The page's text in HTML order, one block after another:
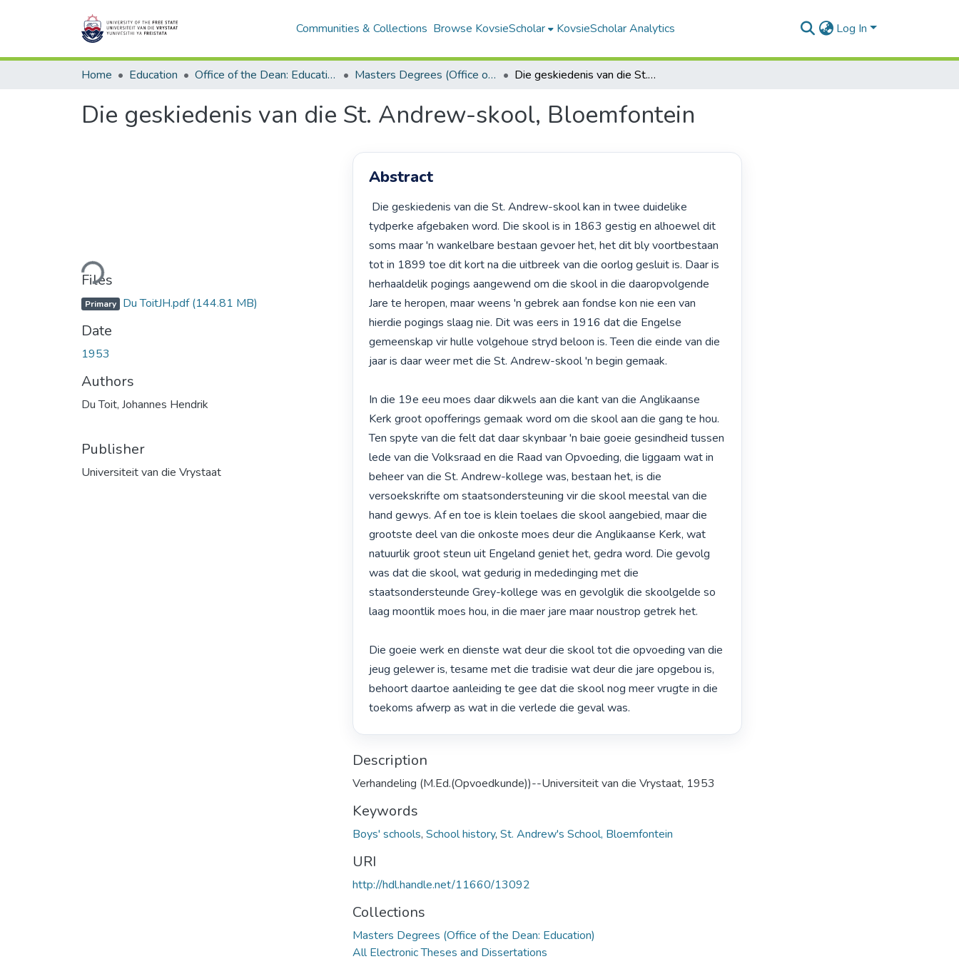
Communities & Collections Browse KovsieScholar KovsieScholar Analytics Log In
Home Education Office of the Dean: Education Masters Degrees (Office of the Dean: Education) Die geskiedenis van die St. Andrew-skool, Bloemfontein
Die geskiedenis van die St. Andrew-skool, Bloemfontein
Loading...
Files
Primary Du ToitJH.pdf(144.81 MB)
Date
1953
Authors
Du Toit, Johannes Hendrik
Publisher
Universiteit van die Vrystaat
Abstract
tydperke afgebaken word. Die skool is in 1863 gestig en alhoewel dit
soms maar 'n wankelbare bestaan gevoer het, het dit bly voortbestaan
tot in 1899 toe dit kort na die uitbreek van die oorlog gesluit is. Daar is
herhaaldelik pogings aangewend om die skool in die daaropvolgende
Jare te heropen, maar weens 'n gebrek aan fondse kon nie een van
hierdie pogings slaag nie. Dit was eers in 1916 dat die Engelse
gemeenskap vir hulle volgehoue stryd beloon is. Teen die einde van die
jaar is daar weer met die St. Andrew-skool 'n begin gemaak.
In die 19e eeu moes daar dikwels aan die kant van die Anglikaanse
Kerk groot opofferings gemaak word om die skool aan die gang te hou.
Ten spyte van die felt dat daar skynbaar 'n baie goeie gesindheid tussen
lede van die Volksraad en die Raad van Opvoeding, die liggaam wat in
beheer van die St. Andrew-kollege was, bestaan het, is die
versoekskrifte om staatsondersteuning vir die skool meestal van die
hand gewys. Af en toe is klein toelaes die skool aangebied, maar die
grootste deel van die onkoste moes deur die Anglikaanse Kerk, wat
natuurlik groot steun uit Engeland geniet het, gedra word. Die gevolg
was dat die skool, wat gedurig in mededinging met die
staatsondersteunde Grey-kollege was en gevolglik die skoolgelde so
laag moontlik moes hou, in die maer jare maar noustrop getrek het.
Die goeie werk en dienste wat deur die skool tot die opvoeding van die
jeug gelewer is, tesame met die tradisie wat deur die jare opgebou is,
behoort daartoe aanleiding te gee dat die skool nog meer vrugte in die
toekoms afwerp as wat in die verlede die geval was.
Description
Verhandeling (M.Ed.(Opvoedkunde))--Universiteit van die Vrystaat, 1953
Keywords
Boys' schools, School history, St. Andrew's School, Bloemfontein
URI
http://hdl.handle.net/11660/13092
Collections
Masters Degrees (Office of the Dean: Education)
All Electronic Theses and Dissertations